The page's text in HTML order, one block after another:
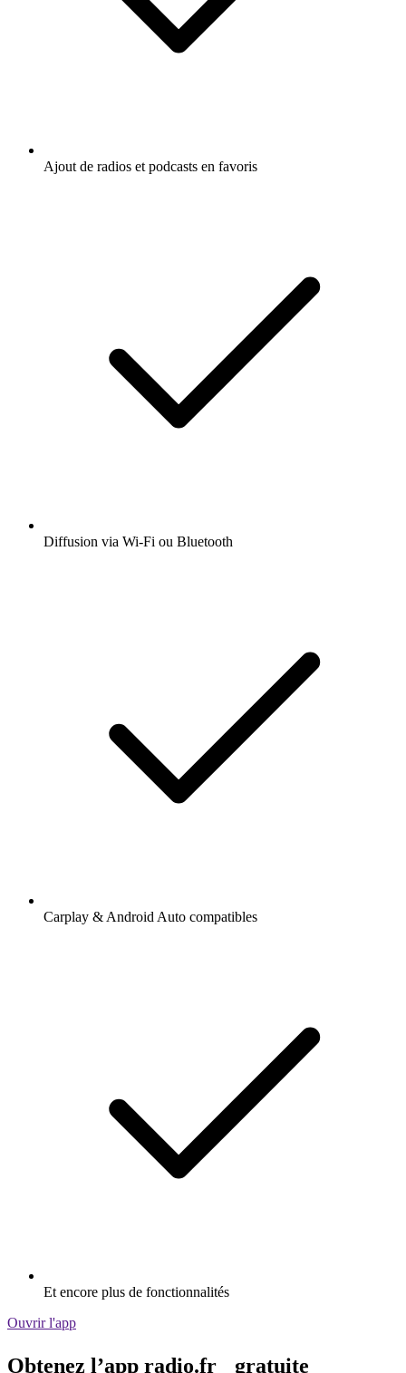
Ajout de radios et podcasts en favoris
Diffusion via Wi-Fi ou Bluetooth
Carplay & Android Auto compatibles
Et encore plus de fonctionnalités
Ouvrir l'app
Obtenez l’app radio.fr gratuite